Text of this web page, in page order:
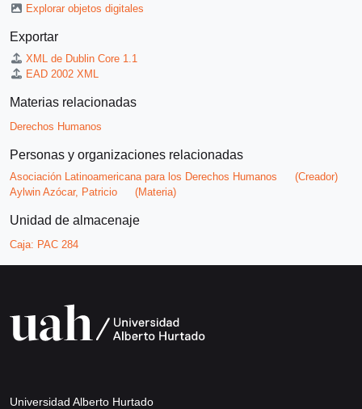
Explorar objetos digitales
Exportar
XML de Dublin Core 1.1
EAD 2002 XML
Materias relacionadas
Derechos Humanos
Personas y organizaciones relacionadas
Asociación Latinoamericana para los Derechos Humanos
(Creador)
Aylwin Azócar, Patricio
(Materia)
Unidad de almacenaje
Caja: PAC 284
Universidad Alberto Hurtado